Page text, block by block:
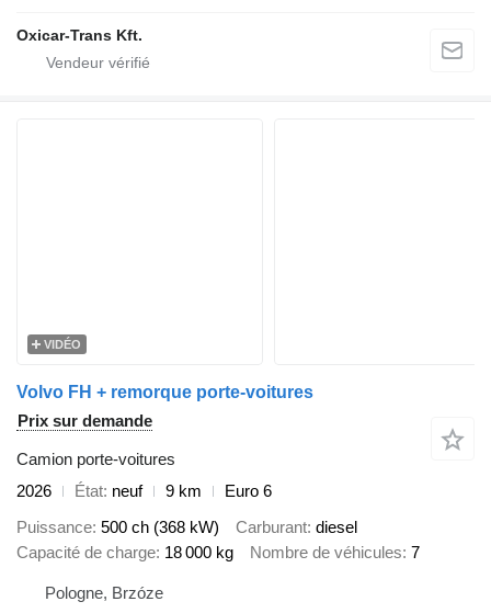
Oxicar-Trans Kft.
VIDÉO
Volvo FH + remorque porte-voitures
Prix sur demande
Camion porte-voitures
2026
État neuf 9 km
Euro 6
Puissance 500 ch (368 kW) Carburant diesel
Capacité de charge 18 000 kg Nombre de véhicules 7
Pologne, Brzóze